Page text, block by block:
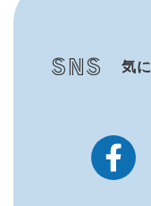
SNS 気